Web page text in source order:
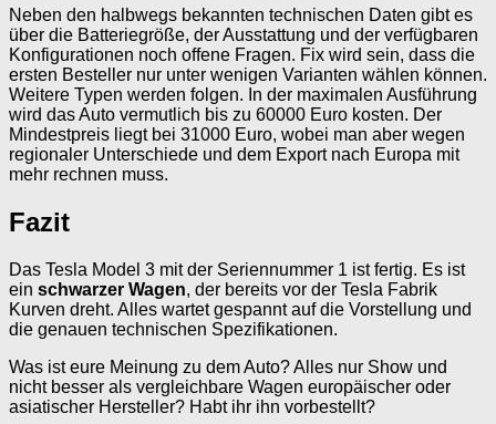
Neben den halbwegs bekannten technischen Daten gibt es
über die Batteriegröße, der Ausstattung und der verfügbaren
Konfigurationen noch offene Fragen. Fix wird sein, dass die
ersten Besteller nur unter wenigen Varianten wählen können.
Weitere Typen werden folgen. In der maximalen Ausführung
wird das Auto vermutlich bis zu 60000 Euro kosten. Der
Mindestpreis liegt bei 31000 Euro, wobei man aber wegen
regionaler Unterschiede und dem Export nach Europa mit
mehr rechnen muss.
Fazit
Das Tesla Model 3 mit der Seriennummer 1 ist fertig. Es ist
ein schwarzer Wagen, der bereits vor der Tesla Fabrik
Kurven dreht. Alles wartet gespannt auf die Vorstellung und
die genauen technischen Spezifikationen.
Was ist eure Meinung zu dem Auto? Alles nur Show und
nicht besser als vergleichbare Wagen europäischer oder
asiatischer Hersteller? Habt ihr ihn vorbestellt?